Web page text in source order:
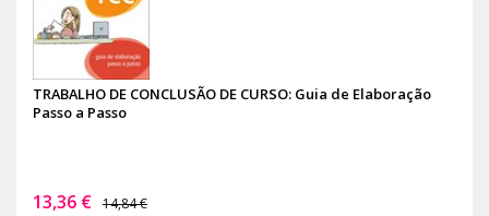
TRABALHO DE CONCLUSÃO DE CURSO: Guia de Elaboração
Passo a Passo
13,36 € 14,84 €